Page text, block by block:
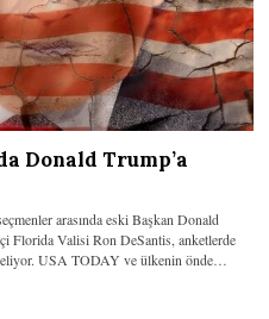
Donald Trump’a
arasında eski Başkan Donald
Florida Valisi Ron DeSantis, anketlerde
USA TODAY ve ülkenin önde…